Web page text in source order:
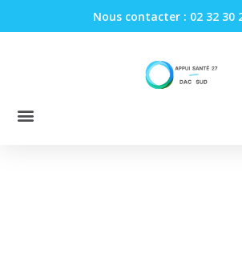
Nous contacter : 02 32 30